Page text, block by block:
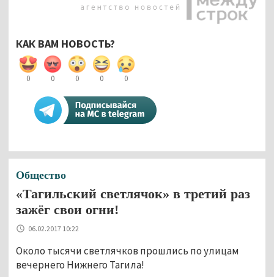
КАК ВАМ НОВОСТЬ?
0 0 0 0 0
Общество
«Тагильский светлячок» в третий раз
зажёг свои огни!
06.02.2017 10:22
Около тысячи светлячков прошлись по улицам
вечернего Нижнего Тагила!